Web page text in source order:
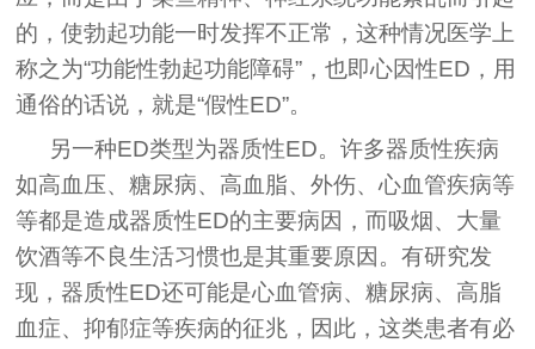
的，使勃起功能一时发挥不正常，这种情况医学上
称之为“功能性勃起功能障碍”，也即心因性ED，用
通俗的话说，就是“假性ED”。
另一种ED类型为器质性ED。许多器质性疾病
如高血压、糖尿病、高血脂、外伤、心血管疾病等
等都是造成器质性ED的主要病因，而吸烟、大量
饮酒等不良生活习惯也是其重要原因。有研究发
现，器质性ED还可能是心血管病、糖尿病、高脂
血症、抑郁症等疾病的征兆，因此，这类患者有必